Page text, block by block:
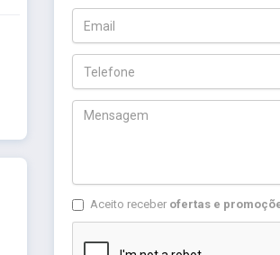
Aceito receber ofertas e